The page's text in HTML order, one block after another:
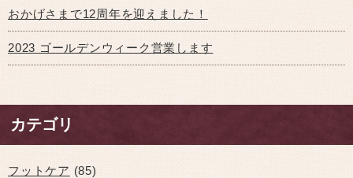
おかげさまで12周年を迎えました！
2023 ゴールデンウィーク営業します
カテゴリ
フットケア (85)